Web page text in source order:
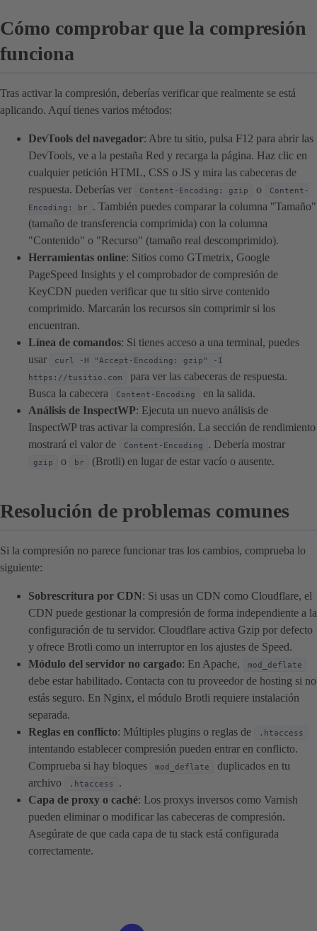
Cómo comprobar que la compresión
funciona
Tras activar la compresión, deberías verificar que realmente se está
aplicando. Aquí tienes varios métodos:
DevTools del navegador: Abre tu sitio, pulsa F12 para abrir las
DevTools, ve a la pestaña Red y recarga la página. Haz clic en
cualquier petición HTML, CSS o JS y mira las cabeceras de
respuesta. Deberías ver
Content-Encoding: gzip o
Content-
Encoding: br
. También puedes comparar la columna "Tamaño"
(tamaño de transferencia comprimida) con la columna
"Contenido" o "Recurso" (tamaño real descomprimido).
Herramientas online: Sitios como GTmetrix, Google
PageSpeed Insights y el comprobador de compresión de
KeyCDN pueden verificar que tu sitio sirve contenido
comprimido. Marcarán los recursos sin comprimir si los
encuentran.
Línea de comandos: Si tienes acceso a una terminal, puedes
usar
curl -H "Accept-Encoding: gzip" -I
https://tusitio.com
para ver las cabeceras de respuesta.
Busca la cabecera
Content-Encoding
en la salida.
Análisis de InspectWP: Ejecuta un nuevo análisis de
InspectWP tras activar la compresión. La sección de rendimiento
mostrará el valor de
Content-Encoding . Debería mostrar
gzip o br (Brotli) en lugar de estar vacío o ausente.
Resolución de problemas comunes
Si la compresión no parece funcionar tras los cambios, comprueba lo
siguiente:
Sobrescritura por CDN: Si usas un CDN como Cloudflare, el
CDN puede gestionar la compresión de forma independiente a la
configuración de tu servidor. Cloudflare activa Gzip por defecto
y ofrece Brotli como un interruptor en los ajustes de Speed.
Módulo del servidor no cargado: En Apache, mod_deflate
debe estar habilitado. Contacta con tu proveedor de hosting si no
estás seguro. En Nginx, el módulo Brotli requiere instalación
separada.
Reglas en conflicto: Múltiples plugins o reglas de .htaccess
intentando establecer compresión pueden entrar en conflicto.
Comprueba si hay bloques
mod_deflate
duplicados en tu
archivo
.htaccess
.
Capa de proxy o caché: Los proxys inversos como Varnish
pueden eliminar o modificar las cabeceras de compresión.
Asegúrate de que cada capa de tu stack está configurada
correctamente.